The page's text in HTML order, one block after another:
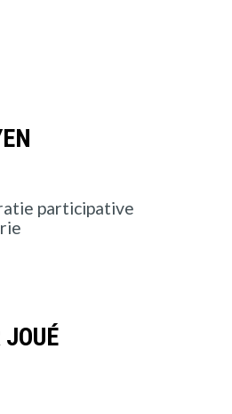
participative
JOUÉ